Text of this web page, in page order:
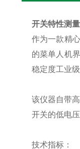
开关特性测
作为一款精
的菜单人机
稳定度工业
该仪器自带
开关的低电
技术指标：